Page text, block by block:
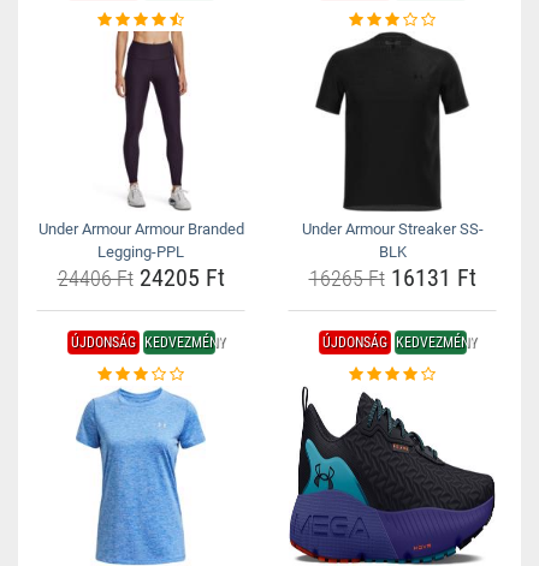
Under Armour Armour Branded
Legging-PPL
24406 Ft24205 Ft
Under Armour Streaker SS-
BLK
16265 Ft16131 Ft
ÚJDONSÁG KEDVEZMÉNY ÚJDONSÁG KEDVEZMÉNY